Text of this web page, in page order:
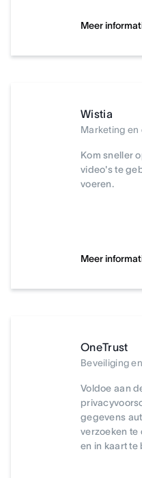
Meer
Wistia
Marketing
Kom sneller
video's te
voeren.
Meer
OneTrust
Beveiliging
Voldoe aan
gegevens
verzoeken te
en in kaart te